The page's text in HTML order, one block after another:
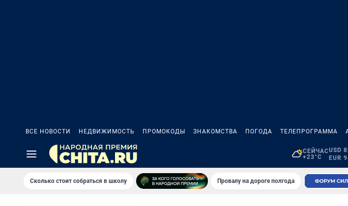
ВСЕ НОВОСТИ НЕДВИЖИМОСТЬ ПРОМОКОДЫ ЗНАКОМСТВА ПОГОДА ТЕЛЕПРОГРАММА
СЕЙЧАС
+23°C
USD
EUR
Сколько стоит собраться в школу Провалу на дороге полгода